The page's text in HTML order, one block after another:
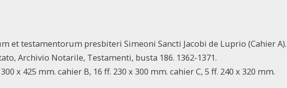
et testamentorum presbiteri Simeoni Sancti Jacobi de Luprio (Cahier A).
Archivio Notarile, Testamenti, busta 186. 1362-1371.
x 425 mm. cahier B, 16 ff. 230 x 300 mm. cahier C, 5 ff. 240 x 320 mm.